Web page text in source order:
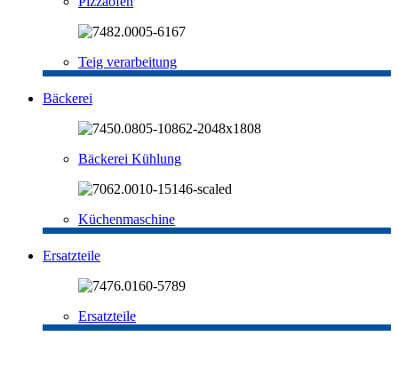
Teig verarbeitung
Bäckerei
Bäckerei Kühlung
Küchenmaschine
Ersatzteile
Ersatzteile